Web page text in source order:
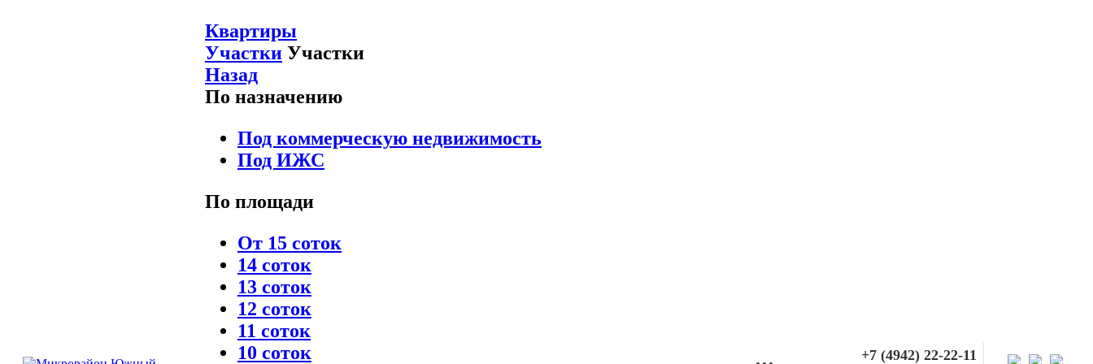
Квартиры
Участки Участки
Назад
По назначению
Под коммерческую недвижимость
Под ИЖС
По площади
От 15 соток
14 соток
13 соток
12 соток
11 соток
10 соток
+7 (4942) 22-22-11